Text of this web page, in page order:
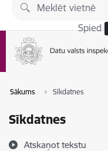
Pāriet uz lapas saturu
Spied
Sākums Sīkdatnes
Sīkdatnes
Atskaņot tekstu